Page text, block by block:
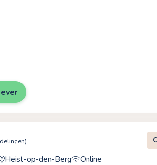
Heist-op-den-Berg
Online